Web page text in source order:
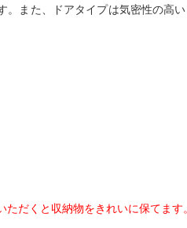
また、ドアタイプは気密性の高
だくと収納物をきれいに保てます。